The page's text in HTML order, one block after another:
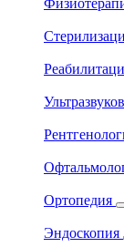
Ортопедия
Эндоскопия